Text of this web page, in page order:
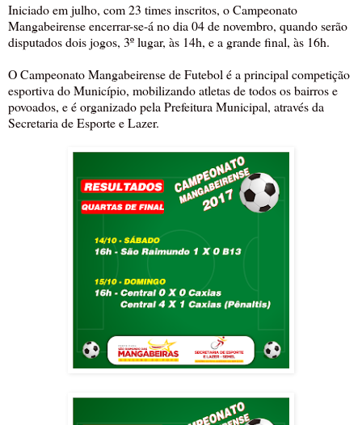
Iniciado em julho, com 23 times inscritos, o Campeonato
Mangabeirense encerrar-se-á no dia 04 de novembro, quando serão
disputados dois jogos, 3º lugar, às 14h, e a grande final, às 16h.
O Campeonato Mangabeirense de Futebol é a principal competição
esportiva do Município, mobilizando atletas de todos os bairros e
povoados, e é organizado pela Prefeitura Municipal, através da
Secretaria de Esporte e Lazer.